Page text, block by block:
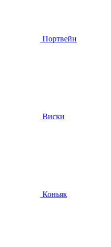
Портвейн
Виски
Коньяк